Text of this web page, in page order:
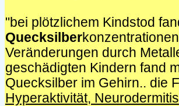
"bei plötzlichem Kindstod
Quecksilber
Veränderungen durch
geschädigten Kindern fand
Quecksilber im Gehirn.. die
Hyperaktivität, Neurodermitis